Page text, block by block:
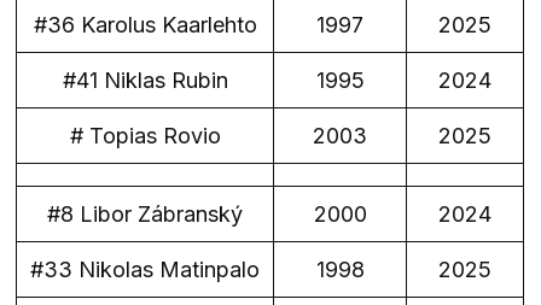
#36 Karolus Kaarlehto 1997 2025
#41 Niklas Rubin 1995 2024
# Topias Rovio 2003 2025
#8 Libor Zábranský 2000 2024
#33 Nikolas Matinpalo 1998 2025